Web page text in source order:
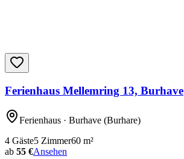
Ferienhaus Mellemring 13, Burhave
Ferienhaus · Burhave (Burhare)
4 Gäste5 Zimmer60 m²
ab 55 €Ansehen